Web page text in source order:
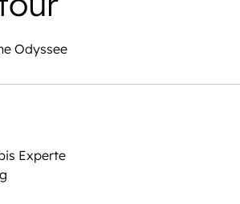
Odyssee
Experte